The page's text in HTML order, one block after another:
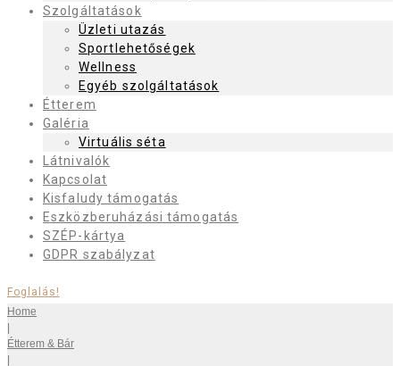
Szolgáltatások
Üzleti utazás
Sportlehetőségek
Wellness
Egyéb szolgáltatások
Étterem
Galéria
Virtuális séta
Látnivalók
Kapcsolat
Kisfaludy támogatás
Eszközberuházási támogatás
SZÉP-kártya
GDPR szabályzat
Foglalás!
Home
Étterem & Bár